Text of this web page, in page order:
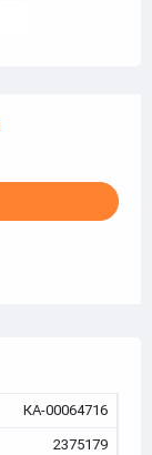
КА-00064716
2375179